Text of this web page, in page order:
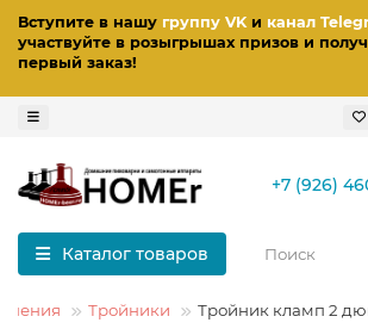
Вступите в нашу группу VKи канал
участвуйте в розыгрышах призов и
первый заказ!
+7 (926)
Каталог товаров
Тройники Тройник кламп 2